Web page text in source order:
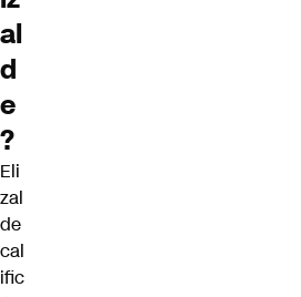
al
d
e
?
Eli
zal
de
cal
ific